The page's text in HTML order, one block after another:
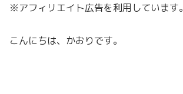
※アフィリエイト広告を利用しています。
こんにちは、かおりです。